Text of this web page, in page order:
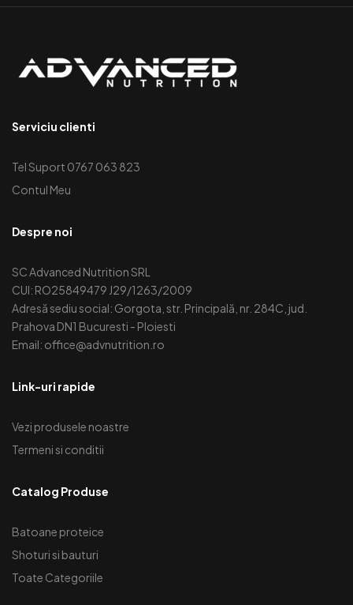
Serviciu clienti
Tel Suport 0767 063 823
Contul Meu
Despre noi
SC Advanced Nutrition SRL
CUI: RO25849479 J29/1263/2009
Adresă sediu social: Gorgota, str. Principală, nr. 284C, jud.
Prahova DN1 Bucuresti - Ploiesti
Email: office@advnutrition.ro
Link-uri rapide
Vezi produsele noastre
Termeni si conditii
Catalog Produse
Batoane proteice
Shoturi si bauturi
Toate Categoriile